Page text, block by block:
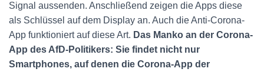
Signal aussenden. Anschließend zeigen die Apps diese
als Schlüssel auf dem Display an. Auch die Anti-Corona-
App funktioniert auf diese Art. Das Manko an der Corona-
App des AfD-Politikers: Sie findet nicht nur
Smartphones, auf denen die Corona-App der